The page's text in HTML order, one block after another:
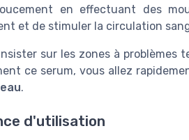
en effectuant des
et de stimuler la circulation
sur les zones à
ce serum, vous allez
.
d'utilisation